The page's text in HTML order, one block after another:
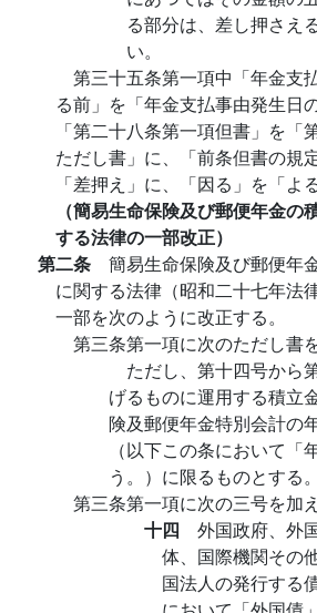
る部分は、差し押さえ
い。
第三十五条第一項中「年金支
る前」を「年金支払事由発生日
「第二十八条第一項但書」を「
ただし書」に、「前条但書の規
「差押え」に、「因る」を「よ
（簡易生命保険及び郵便年金の
する法律の一部改正）
第二条 簡易生命保険及び郵便年
に関する法律（昭和二十七年法
一部を次のように改正する。
第三条第一項に次のただし書
ただし、第十四号から
げるものに運用する積立
険及郵便年金特別会計の
（以下この条において「
う。）に限るものとする。
第三条第一項に次の三号を加え
十四 外国政府、外
体、国際機関その
国法人の発行する